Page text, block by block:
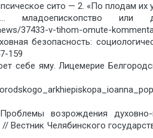
сито — 2. «По плодам их
или
37433-v-tihom-omute-
безопасность:
159
себе яму. Лицемерие
возрождения духовно-
Вестник Челябинского